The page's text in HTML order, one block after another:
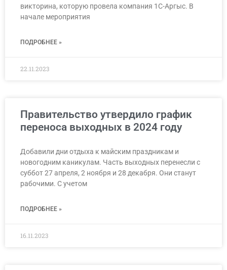
викторина, которую провела компания 1С-Аргыс. В
начале мероприятия
ПОДРОБНЕЕ »
22.11.2023
Правительство утвердило график
переноса выходных в 2024 году
Добавили дни отдыха к майским праздникам и
новогодним каникулам. Часть выходных перенесли с
суббот 27 апреля, 2 ноября и 28 декабря. Они станут
рабочими. С учетом
ПОДРОБНЕЕ »
16.11.2023